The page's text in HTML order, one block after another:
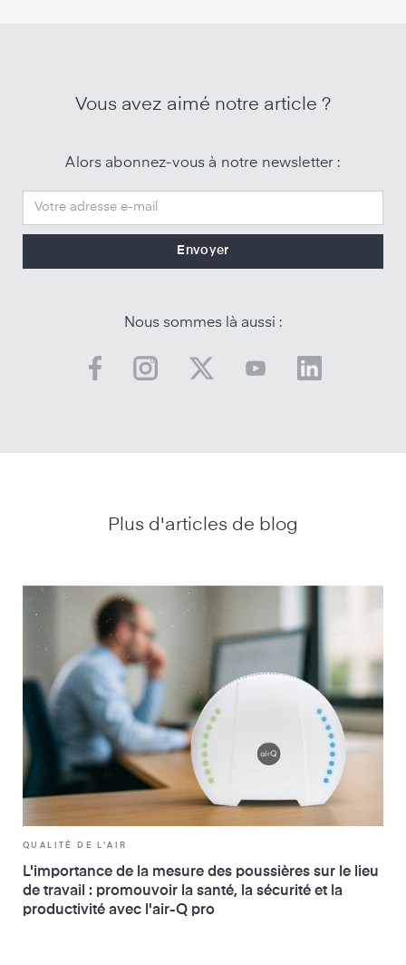
Vous avez aimé notre article ?
Alors abonnez-vous à notre newsletter :
Nous sommes là aussi :
Plus d'articles de blog
QUALITÉ DE L'AIR
L'importance de la mesure des poussières sur le lieu
de travail : promouvoir la santé, la sécurité et la
productivité avec l'air-Q pro